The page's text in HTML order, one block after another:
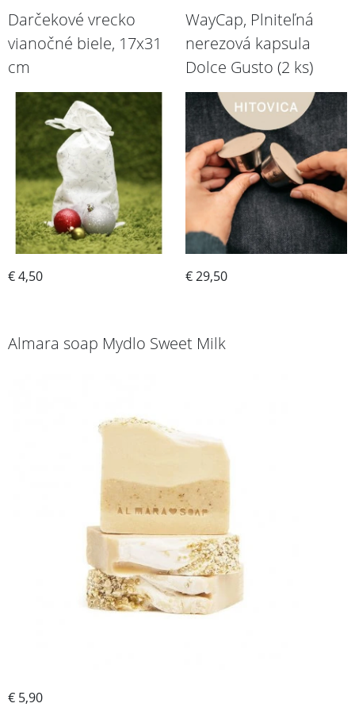
Darčekové vrecko
vianočné biele, 17x31
cm
€ 4,50
WayCap, Plniteľná
nerezová kapsula
Dolce Gusto (2 ks)
€ 29,50
Almara soap Mydlo Sweet Milk
€ 5,90